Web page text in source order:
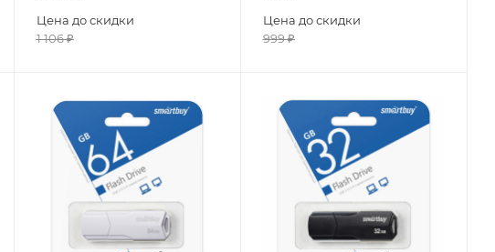
Цена до скидки
1 106₽
Цена до скидки
999₽